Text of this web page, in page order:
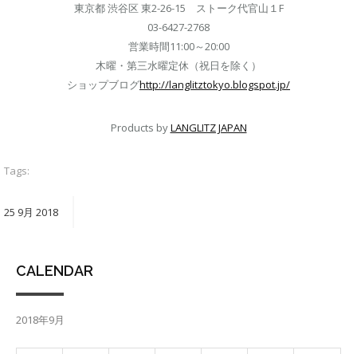
東京都 渋谷区 東2-26-15 ストーク代官山１F
03-6427-2768
営業時間11:00～20:00
木曜・第三水曜定休（祝日を除く）
ショップブログhttp://langlitztokyo.blogspot.jp/
Products byLANGLITZ JAPAN
Tags:
25 9月 2018
CALENDAR
2018年9月